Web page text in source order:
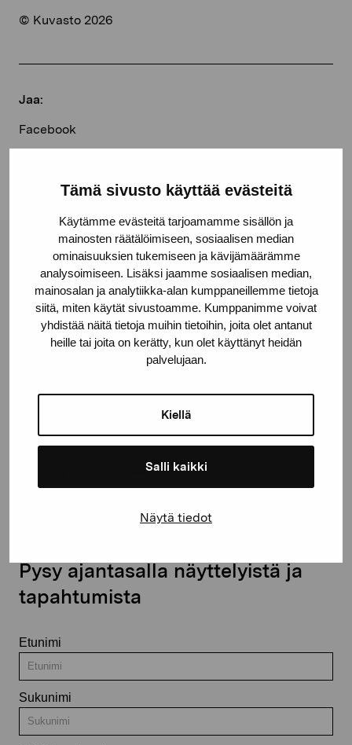
Tämä sivusto käyttää evästeitä
Käytämme evästeitä tarjoamamme sisällön ja
mainosten räätälöimiseen, sosiaalisen median
ominaisuuksien tukemiseen ja kävijämäärämme
analysoimiseen. Lisäksi jaamme sosiaalisen median,
mainosalan ja analytiikka-alan kumppaneillemme tietoja
siitä, miten käytät sivustoamme. Kumppanimme voivat
yhdistää näitä tietoja muihin tietoihin, joita olet antanut
heille tai joita on kerätty, kun olet käyttänyt heidän
palvelujaan.
Kiellä
Salli kaikki
Näytä tiedot
© Kuvasto 2026
Jaa:
Facebook
Pro Artibus -säätiö
Kustaa Vaasan katu 11
10600 Tammisaari
proartibus@proartibus.fi
Pysy ajantasalla näyttelyistä ja
tapahtumista
Etunimi
Sukunimi